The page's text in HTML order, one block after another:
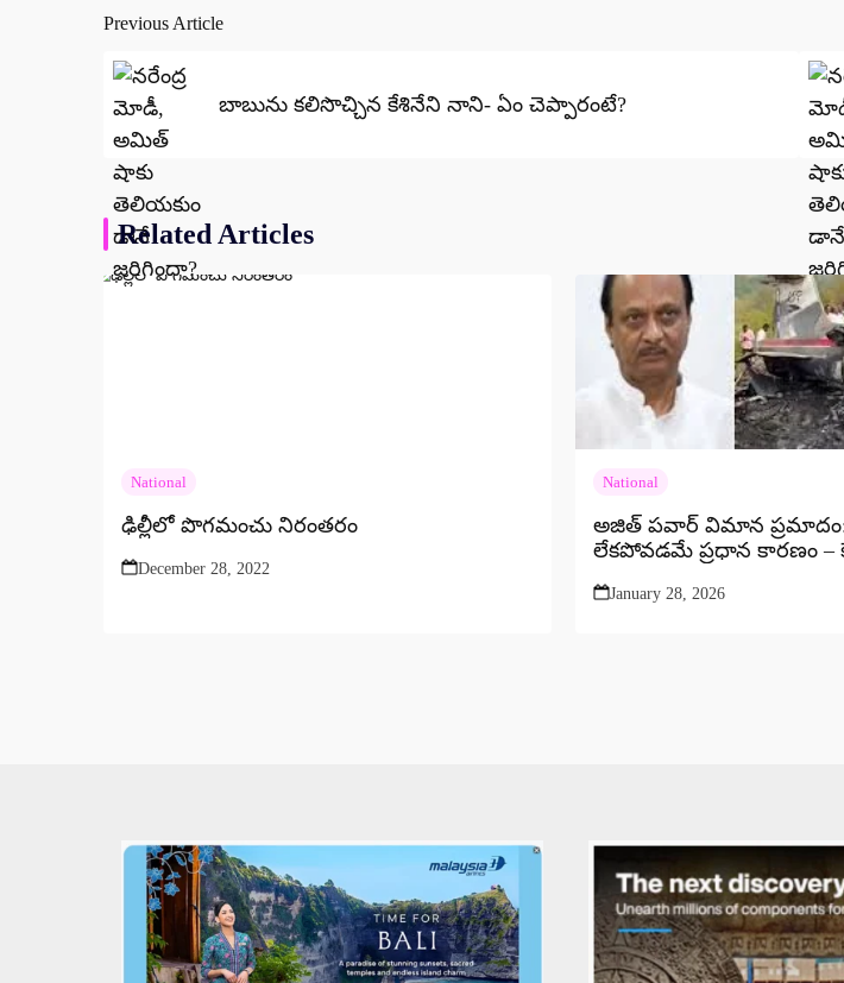
Post
navigation
Previous Article
బాబును కలిసొచ్చిన కేశినేని నాని- ఏం చెప్పారంటే?
Related Articles
National
ఢిల్లీలో పొగమంచు నిరంతరం
December 28, 2022
National
అజిత్ పవార్ విమాన ప్రమాదం:
లేకపోవడమే ప్రధాన కారణం –
January 28, 2026